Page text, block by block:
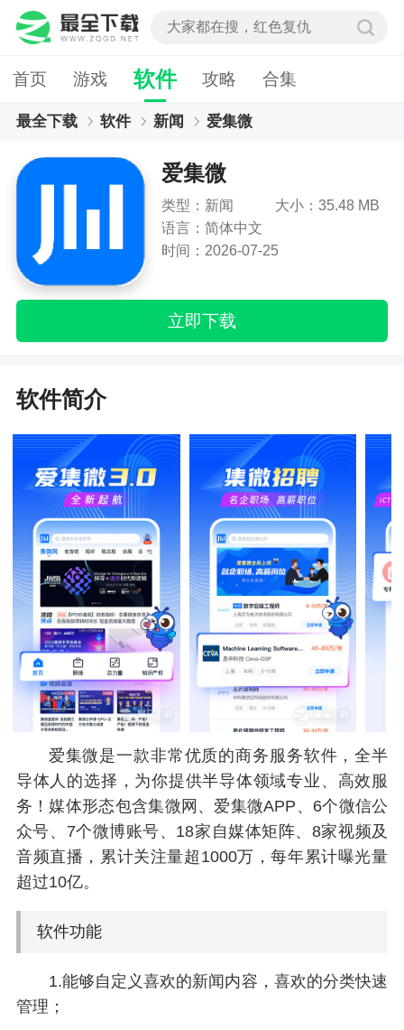
首页 游戏 软件 攻略 合集
最全下载 软件 新闻 爱集微
爱集微
类型：新闻
大小：35.48 MB
语言：简体中文
时间：2026-07-25
立即下载
软件简介
爱集微是一款非常优质的商务服务软件，全半
导体人的选择，为你提供半导体领域专业、高效服
务！媒体形态包含集微网、爱集微APP、6个微信公
众号、7个微博账号、18家自媒体矩阵、8家视频及
音频直播，累计关注量超1000万，每年累计曝光量
超过10亿。
软件功能
1.能够自定义喜欢的新闻内容，喜欢的分类快速
管理；